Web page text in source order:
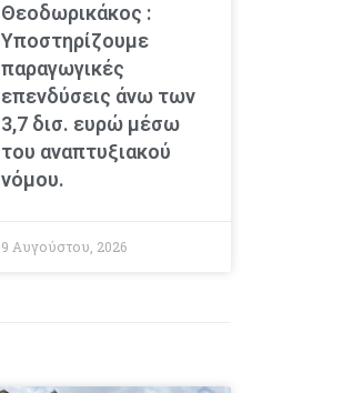
Θεοδωρικάκος :
Υποστηρίζουμε
παραγωγικές
επενδύσεις άνω των
3,7 δισ. ευρώ μέσω
του αναπτυξιακού
νόμου.
9 Αυγούστου, 2026